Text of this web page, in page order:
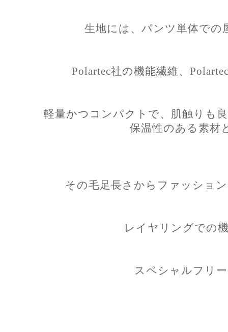
生地には、パンツ単体での
Polartec社の機能繊維、
軽量かつコンパクトで、肌触りも
保温性のある素材
その毛足長さからファッショ
レイヤリングでの
スペシャルフリ